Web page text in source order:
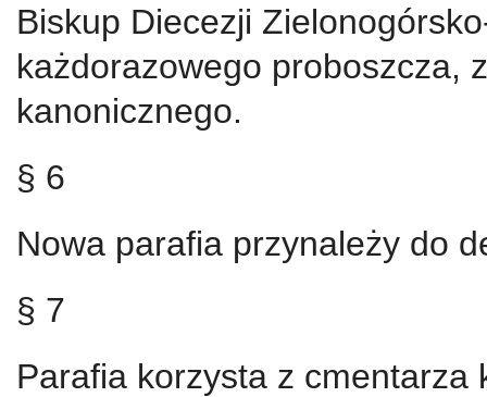
Biskup Diecezji
każdorazowego proboszcza,
kanonicznego.
§ 6
Nowa parafia przynależy do
§ 7
Parafia korzysta z